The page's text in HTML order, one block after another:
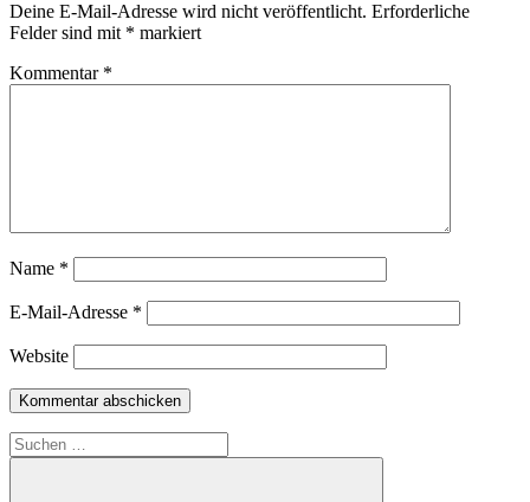
Deine E-Mail-Adresse wird nicht veröffentlicht. Erforderliche
Felder sind mit * markiert
Kommentar *
Name *
E-Mail-Adresse *
Website
Suche
nach: